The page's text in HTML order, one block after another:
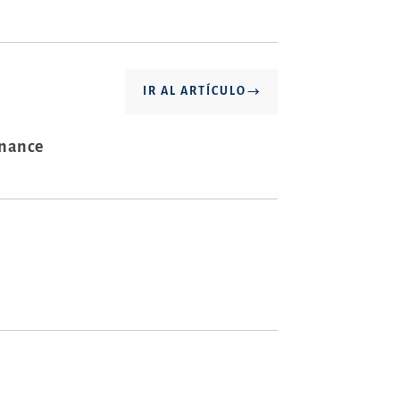
IR AL ARTÍCULO